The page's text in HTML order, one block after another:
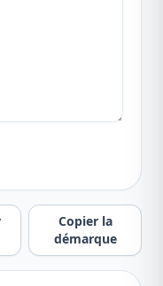
Copier la
démarque